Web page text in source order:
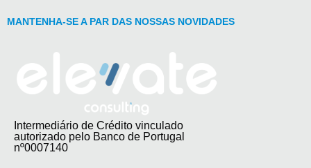
MANTENHA-SE A PAR DAS NOSSAS NOVIDADES
Intermediário de Crédito vinculado
autorizado pelo Banco de Portugal
nº0007140